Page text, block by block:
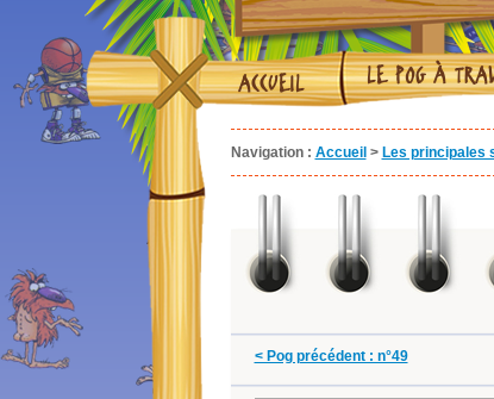
ACCUEIL LE POG À
Navigation : Accueil > Les principales
< Pog précédent : n°49